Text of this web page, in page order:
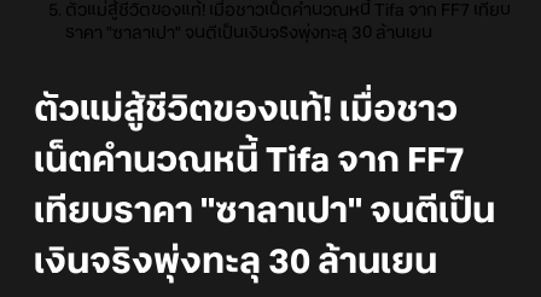
ตัวแม่สู้ชีวิตของแท้! เมื่อชาวเน็ตคำนวณหนี้ Tifa จาก FF7 เทียบ
ราคา "ซาลาเปา" จนตีเป็นเงินจริงพุ่งทะลุ 30 ล้านเยน
ตัวแม่สู้ชีวิตของแท้! เมื่อชาว
เน็ตคำนวณหนี้ Tifa จาก FF7
เทียบราคา "ซาลาเปา" จนตีเป็น
เงินจริงพุ่งทะลุ 30 ล้านเยน